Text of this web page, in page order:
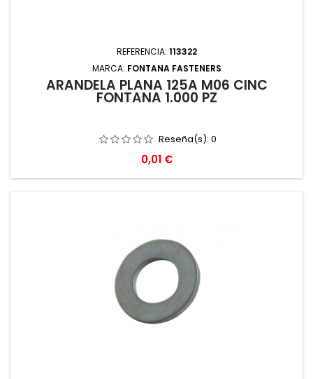
REFERENCIA: 113322
MARCA: FONTANA FASTENERS
ARANDELA PLANA 125A M06 CINC
FONTANA 1.000 PZ
Reseña(s): 0
Precio
0,01 €